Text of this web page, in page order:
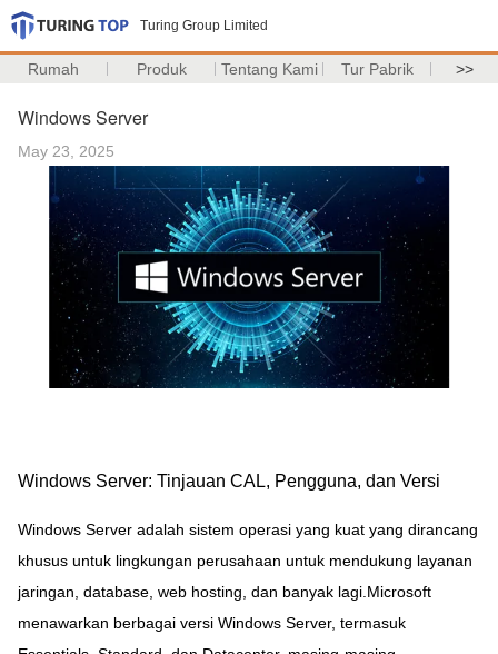
Turing Group Limited
Rumah Produk Tentang Kami Tur Pabrik >>
Windows Server
May 23, 2025
Windows Server: Tinjauan CAL, Pengguna, dan Versi
Windows Server adalah sistem operasi yang kuat yang dirancang
khusus untuk lingkungan perusahaan untuk mendukung layanan
jaringan, database, web hosting, dan banyak lagi.Microsoft
menawarkan berbagai versi Windows Server, termasuk